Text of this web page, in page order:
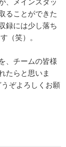
、メインスタッ
ることができた
録には少し落ち
（笑）。
、チームの皆様
たらと思いま
ぞよろしくお願